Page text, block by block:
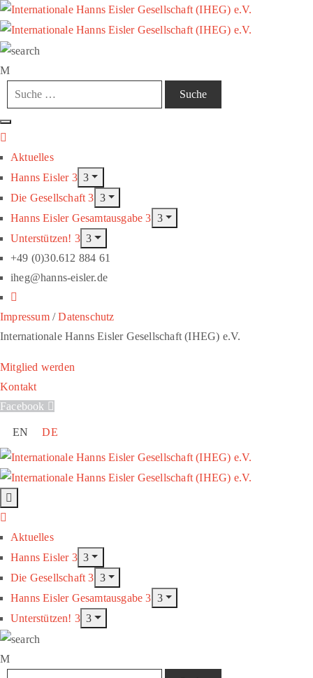
Aktuelles
Hanns Eisler
Die Gesellschaft
Hanns Eisler Gesamtausgabe
Unterstützen!
+49 (0)30.612 884 61
iheg@hanns-eisler.de
Impressum/Datenschutz
Internationale Hanns Eisler Gesellschaft (IHEG) e.V.
Mitglied werden
Kontakt
Facebook
EN DE
Aktuelles
Hanns Eisler
Die Gesellschaft
Hanns Eisler Gesamtausgabe
Unterstützen!